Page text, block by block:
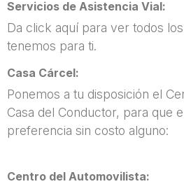
Servicios de Asistencia Vial:
Da click aquí para ver todos
tenemos para ti.
Casa Cárcel:
Ponemos a tu disposición el
Casa del Conductor, para que
preferencia sin costo alguno:
Centro del Automovilista: